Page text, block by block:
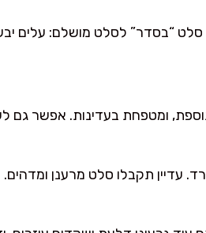
“בסדר” לסלט מושלם: עלים
ומטפחת בעדינות. אפשר גם
עדיין תקבלו סלט מרענן ומדהים.